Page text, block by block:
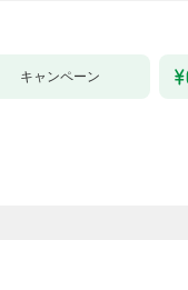
キャンペーン